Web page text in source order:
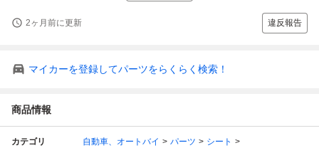
2ヶ月前に更新 違反報告
マイカーを登録してパーツをらくらく検索！
商品情報
カテゴリ 自動車、オートバイ パーツ
シート